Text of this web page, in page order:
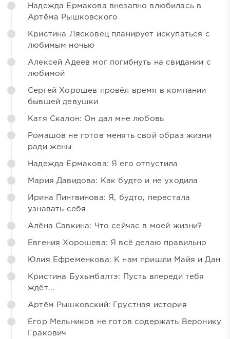
Надежда Ермакова внезапно влюбилась в
Артёма Рышковского
Кристина Лясковец планирует искупаться с
любимым ночью
Алексей Адеев мог погибнуть на свидании с
любимой
Сергей Хорошев провёл время в компании
бывшей девушки
Катя Скалон: Он дал мне любовь
Ромашов не готов менять свой образ жизни
ради жены
Надежда Ермакова: Я его отпустила
Мария Давидова: Как будто и не уходила
Ирина Пингвинова: Я, будто, перестала
узнавать себя
Алёна Савкина: Что сейчас в моей жизни?
Евгения Хорошева: Я всё делаю правильно
Юлия Ефременкова: К нам пришли Майя и Дан
Кристина Бухынбалтэ: Пусть впереди тебя
ждёт...
Артём Рышковский: Грустная история
Егор Мельников не готов содержать Веронику
Гракович